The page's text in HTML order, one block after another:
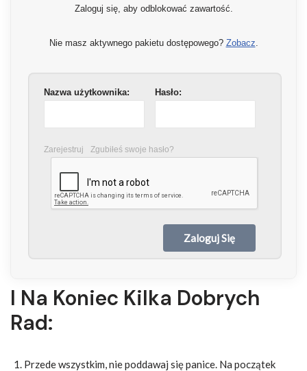
Zaloguj się, aby odblokować zawartość.
Nie masz aktywnego pakietu dostępowego? Zobacz
Nazwa użytkownika: Hasło:
Zarejestruj Zgubiłeś swoje hasło?
I Na Koniec Kilka Dobrych
Rad:
Przede wszystkim, nie poddawaj się panice. Na początek